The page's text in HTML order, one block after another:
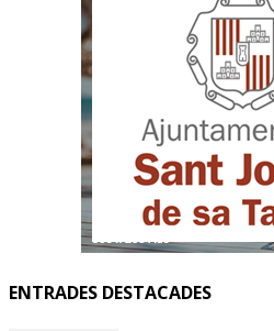
ENTRADES DESTACADES